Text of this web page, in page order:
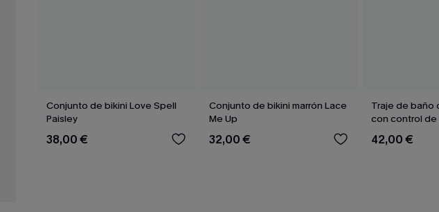
Conjunto de bikini Love Spell
Paisley
38,00 €
Conjunto de bikini marrón Lace
Me Up
32,00 €
Traje de baño
con control
Poolside Mood
42,00 €